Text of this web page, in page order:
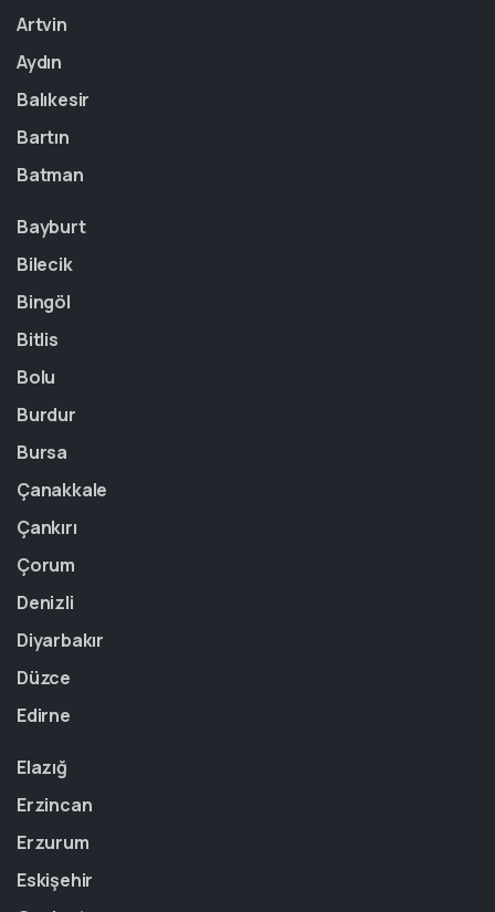
Artvin
Aydın
Balıkesir
Bartın
Batman
Bayburt
Bilecik
Bingöl
Bitlis
Bolu
Burdur
Bursa
Çanakkale
Çankırı
Çorum
Denizli
Diyarbakır
Düzce
Edirne
Elazığ
Erzincan
Erzurum
Eskişehir